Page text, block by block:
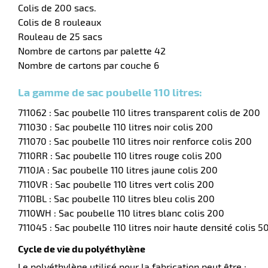
Colis de 200 sacs.
Colis de 8 rouleaux
Rouleau de 25 sacs
Nombre de cartons par palette 42
Nombre de cartons par couche 6
La gamme de sac poubelle 110 litres:
711062 : Sac poubelle 110 litres transparent colis de 200
711030 : Sac poubelle 110 litres noir colis 200
711070 : Sac poubelle 110 litres noir renforce colis 200
7110RR : Sac poubelle 110 litres rouge colis 200
7110JA : Sac poubelle 110 litres jaune colis 200
7110VR : Sac poubelle 110 litres vert colis 200
7110BL : Sac poubelle 110 litres bleu colis 200
7110WH : Sac poubelle 110 litres blanc colis 200
711045 : Sac poubelle 110 litres noir haute densité colis
Cycle de vie du polyéthylène